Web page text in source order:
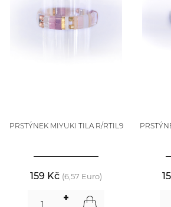
PRSTÝNEK MIYUKI TILA R/RTIL9
159 Kč (6,57 Euro)